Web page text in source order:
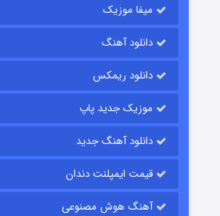
قسمت
میفا موزیک
دانلود آهنگ
دانلود ریمکس
موزیک جدید پاپ
دانلود آهنگ جدید
قیمت ایمپلنت دندان
آهنگ هوش مصنوعی